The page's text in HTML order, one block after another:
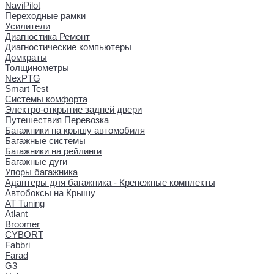
NaviPilot
Переходные рамки
Усилители
Диагностика Ремонт
Диагностические компьютеры
Домкраты
Толщинометры
NexPTG
Smart Test
Системы комфорта
Электро-открытие задней двери
Путешествия Перевозка
Багажники на крышу автомобиля
Багажные системы
Багажники на рейлинги
Багажные дуги
Упоры багажника
Адаптеры для багажника - Крепежные комплекты
Автобоксы на Крышу
AT Tuning
Atlant
Broomer
CYBORT
Fabbri
Farad
G3